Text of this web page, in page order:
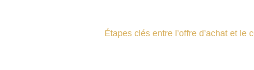
Étapes clés entre l’offre d’achat et